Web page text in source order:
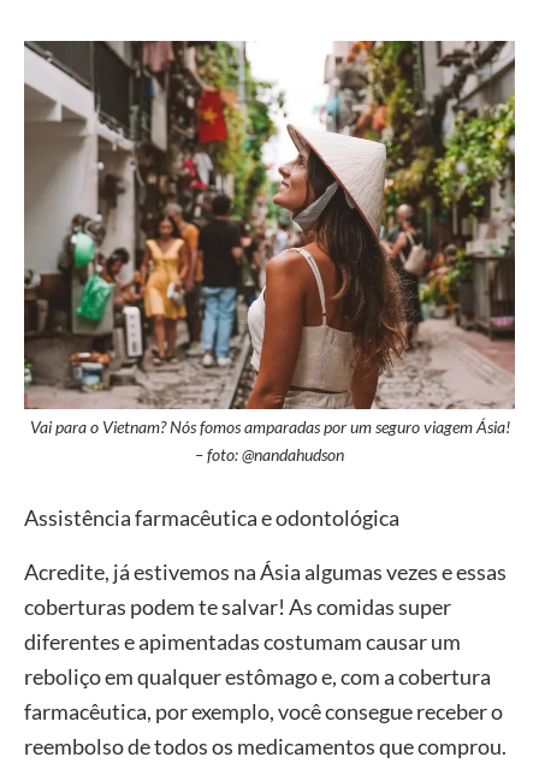
Vai para o Vietnam? Nós fomos amparadas por um seguro viagem Ásia!
– foto: @nandahudson
Assistência farmacêutica e odontológica
Acredite, já estivemos na Ásia algumas vezes e essas
coberturas podem te salvar! As comidas super
diferentes e apimentadas costumam causar um
reboliço em qualquer estômago e, com a cobertura
farmacêutica, por exemplo, você consegue receber o
reembolso de todos os medicamentos que comprou.